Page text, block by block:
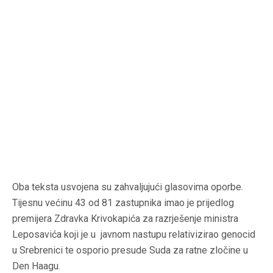
Oba teksta usvojena su zahvaljujući glasovima oporbe.
Tijesnu većinu 43 od 81 zastupnika imao je prijedlog
premijera Zdravka Krivokapića za razrješenje ministra
Leposavića koji je u javnom nastupu relativizirao genocid
u Srebrenici te osporio presude Suda za ratne zločine u
Den Haagu.